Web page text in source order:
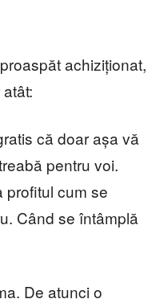
achiziționat,
că doar așa vă
pentru voi.
profitul cum se
Când se întâmplă
De atunci o